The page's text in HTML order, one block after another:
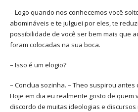
– Logo quando nos conhecemos você
abomináveis e te julguei por eles, te
possibilidade de você ser bem mais que
foram colocadas na sua boca.
– Isso é um elogio?
– Conclua sozinha. – Theo suspirou
Hoje em dia eu realmente gosto de quem
discordo de muitas ideologias e